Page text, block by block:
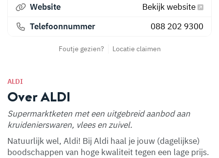
ALDI
Over ALDI
Supermarktketen met een uitgebreid aanbod aan
kruidenierswaren, vlees en zuivel.
Natuurlijk wel, Aldi! Bij Aldi haal je jouw (dagelijkse)
boodschappen van hoge kwaliteit tegen een lage prijs.
Website
Bekijk website
Telefoonnummer
088 202 9300
Foutje gezien? Locatie claimen